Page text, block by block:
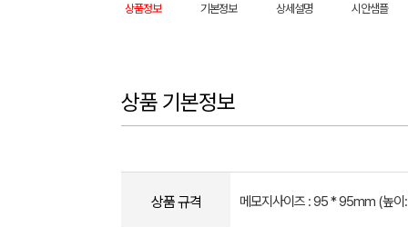
상품정보 기본정보 상세설명 시안샘플
상품 기본정보
상품 규격 메모지사이즈 : 95 * 95mm (높